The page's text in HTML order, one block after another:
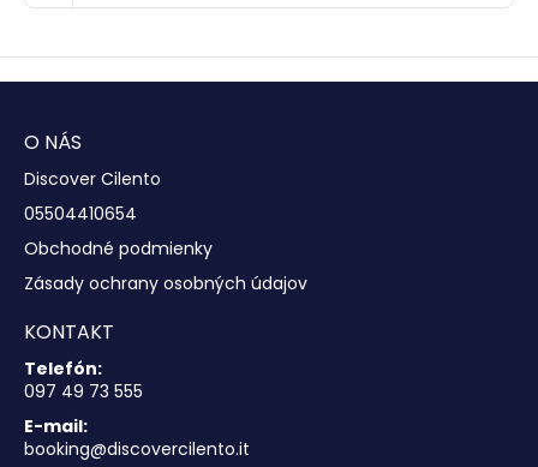
O NÁS
Discover Cilento
05504410654
Obchodné podmienky
Zásady ochrany osobných údajov
KONTAKT
Telefón:
097 49 73 555
E-mail:
booking@discovercilento.it